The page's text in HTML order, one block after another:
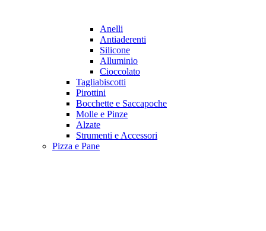
Anelli
Antiaderenti
Silicone
Alluminio
Cioccolato
Tagliabiscotti
Pirottini
Bocchette e Saccapoche
Molle e Pinze
Alzate
Strumenti e Accessori
Pizza e Pane